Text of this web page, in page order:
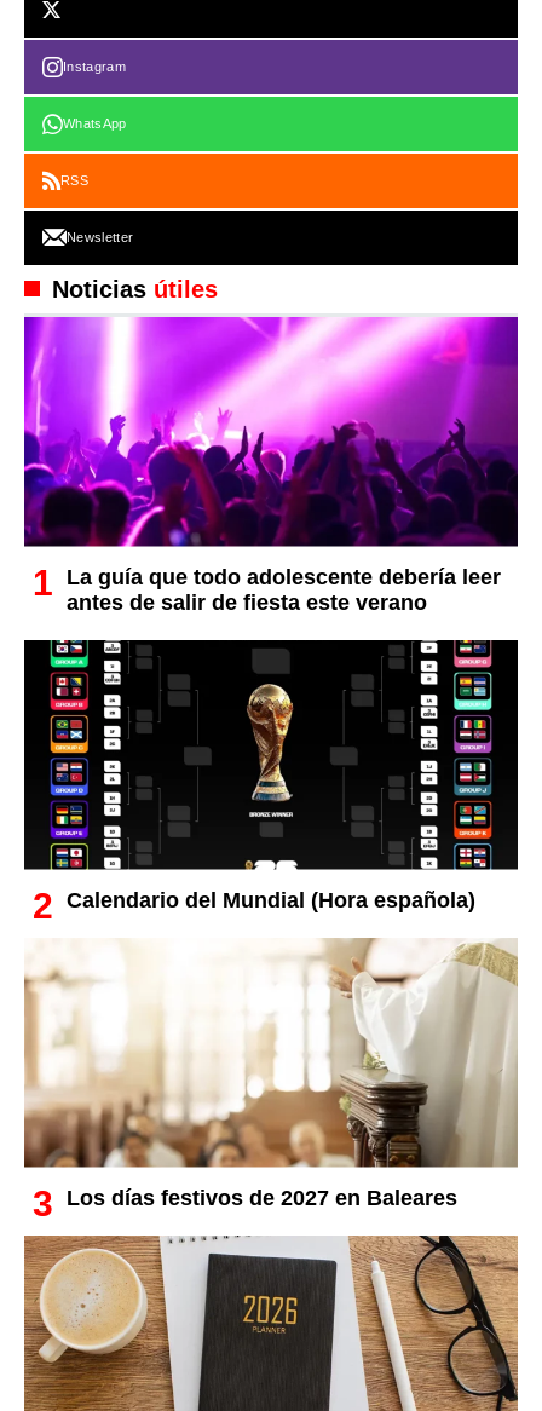
Instagram
WhatsApp
RSS
Newsletter
Noticias útiles
La guía que todo adolescente debería leer
antes de salir de fiesta este verano
Calendario del Mundial (Hora española)
Los días festivos de 2027 en Baleares